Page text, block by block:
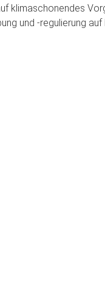
klimaschonendes
und -regulierung